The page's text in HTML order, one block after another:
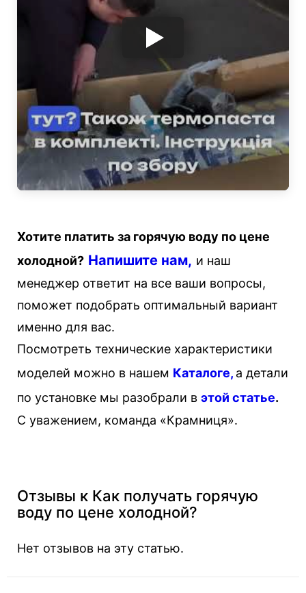
Хотите платить за горячую воду по цене
холодной? Напишите нам, и наш
менеджер ответит на все ваши вопросы,
поможет подобрать оптимальный вариант
именно для вас.
Посмотреть технические характеристики
моделей можно в нашем Каталоге, а детали
по установке мы разобрали в этой статье.
С уважением, команда «Крамниця».
Отзывы к Как получать горячую
воду по цене холодной?
Нет отзывов на эту статью.